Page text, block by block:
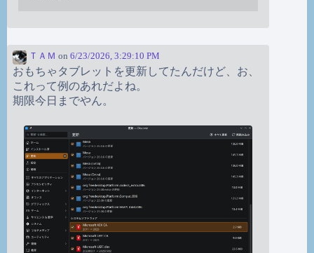
ＴＡＭ on 6/23/2026, 3:29:10 PM
おもちゃタブレットを更新してたんだけど、お、
これって例のあれだよね。
期限今日までやん。